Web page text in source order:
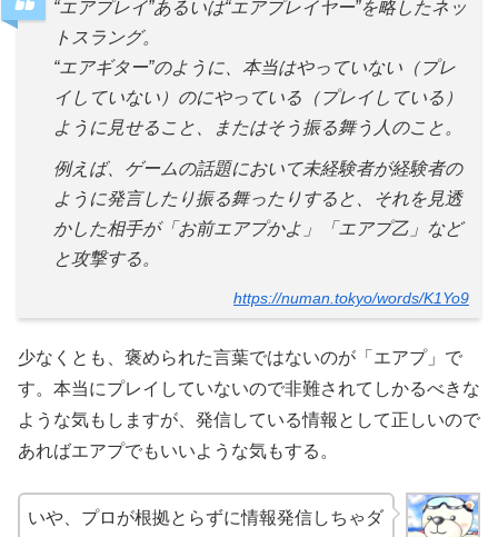
“エアプレイ”あるいは“エアプレイヤー”を略したネッ
トスラング。
“エアギター”のように、本当はやっていない（プレ
イしていない）のにやっている（プレイしている）
ように見せること、またはそう振る舞う人のこと。
例えば、ゲームの話題において未経験者が経験者の
ように発言したり振る舞ったりすると、それを見透
かした相手が「お前エアプかよ」「エアプ乙」など
と攻撃する。
https://numan.tokyo/words/K1Yo9
少なくとも、褒められた言葉ではないのが「エアプ」で
す。本当にプレイしていないので非難されてしかるべきな
ような気もしますが、発信している情報として正しいので
あればエアプでもいいような気もする。
いや、プロが根拠とらずに情報発信しちゃダ